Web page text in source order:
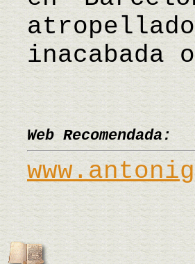
inacabada
Web Recomendada: